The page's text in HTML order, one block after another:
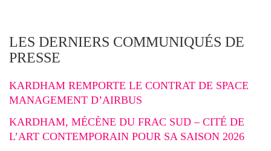
LES DERNIERS COMMUNIQUÉS DE
PRESSE
KARDHAM REMPORTE LE CONTRAT DE SPACE
MANAGEMENT D’AIRBUS
KARDHAM, MÉCÈNE DU FRAC SUD – CITÉ DE
L’ART CONTEMPORAIN POUR SA SAISON 2026